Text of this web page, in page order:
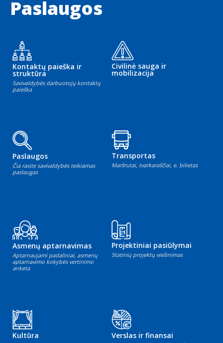
Paslaugos
Kontaktų paieška ir
struktūra
Savivaldybės darbuotojų kontaktų
paieška
Civilinė sauga ir
mobilizacija
Paslaugos
Čia rasite savivaldybės teikiamas
paslaugas
Transportas
Maršrutai, tvarkaraščiai, e. bilietas
Asmenų aptarnavimas
Aptarnaujami padaliniai, asmenų
aptarnavimo kokybės vertinimo
anketa
Projektiniai pasiūlymai
Statinių projektų viešinimas
Kultūra Verslas ir finansai